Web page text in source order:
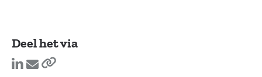
Deel het via